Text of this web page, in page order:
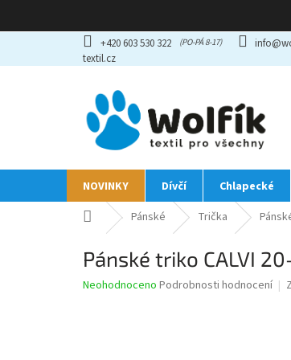
obsah
+420 603 530 322
textil.cz
NOVINKY Dívčí Chlapecké
Domů Pánské Trička
Pánské triko CALVI
Průměrné
Neohodnoceno Podrobnosti hodnocení